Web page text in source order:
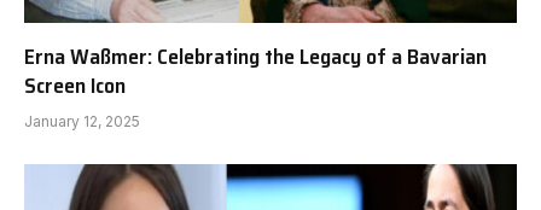
Erna Waßmer: Celebrating the Legacy of a Bavarian
Screen Icon
January 12, 2025